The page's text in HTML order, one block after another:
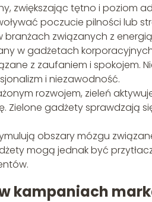
zwiększając tętno i poziom
poczucie pilności lub
związanych z
w gadżetach
z zaufaniem i spokojem.
i niezawodność.
rozwojem, zieleń
Zielone gadżety sprawdzają
obszary mózgu
mogą jednak być
kampaniach